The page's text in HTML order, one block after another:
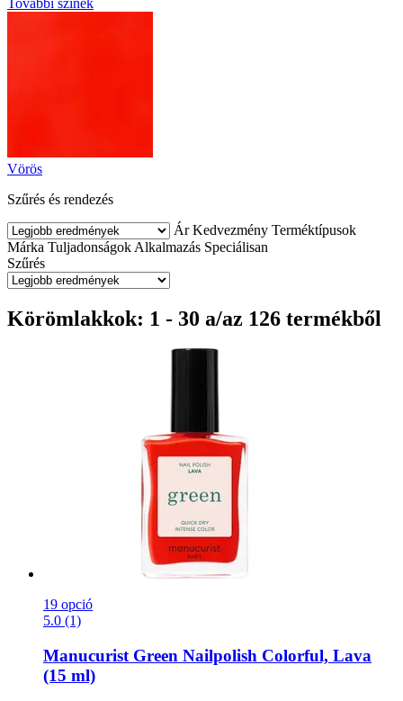
Vörös
Szűrés és rendezés
Ár Kedvezmény Terméktípusok
Márka Tuljadonságok Alkalmazás Speciálisan
Szűrés
Körömlakkok: 1 - 30 a/az 126 termékből
19 opció
5.0 (1)
Manucurist Green Nailpolish Colorful, Lava
(15 ml)